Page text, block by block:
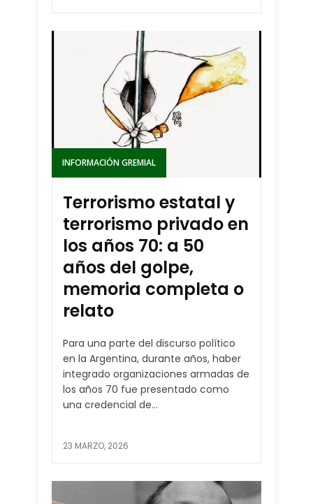
INFORMACIÓN GREMIAL
Terrorismo estatal y
terrorismo privado en
los años 70: a 50
años del golpe,
memoria completa o
relato
Para una parte del discurso político
en la Argentina, durante años, haber
integrado organizaciones armadas de
los años 70 fue presentado como
una credencial de...
23 MARZO, 2026